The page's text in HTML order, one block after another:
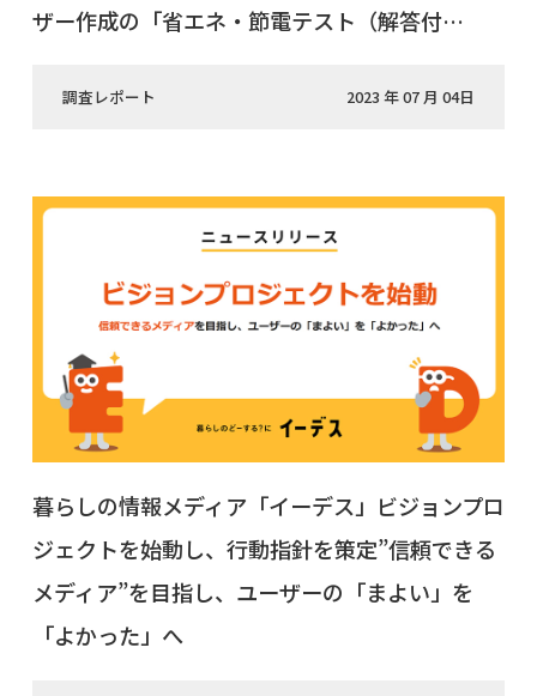
ザー作成の「省エネ・節電テスト（解答付…
調査レポート 2023 年 07 月 04日
暮らしの情報メディア「イーデス」ビジョンプロ
ジェクトを始動し、行動指針を策定”信頼できる
メディア”を目指し、ユーザーの「まよい」を
「よかった」へ